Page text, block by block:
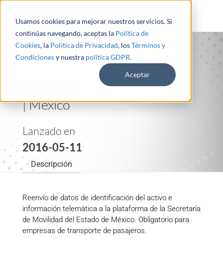
Usamos cookies para mejorar nuestros servicios. Si
continúas navegando, aceptas la Política de
Cookies, la Política de Privacidad, losTérminos y
Condicionesy nuestra politica GDPR.
Aceptar
| México
Lanzado en
2016-05-11
Descripción
Reenvío de datos de identificación del activo e
información telemática a la plataforma de la Secretaría
de Movilidad del Estado de México. Obligatorio para
empresas de transporte de pasajeros.